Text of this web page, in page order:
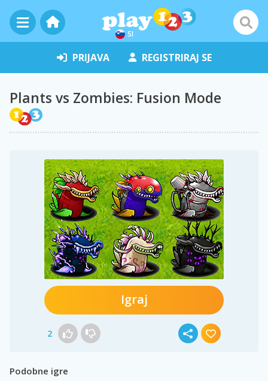
SI
PRIJAVA REGISTRIRAJ SE
Plants vs Zombies: Fusion Mode
Igraj
2
Podobne igre